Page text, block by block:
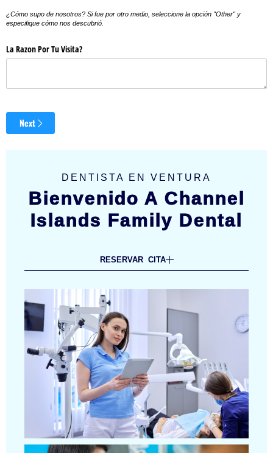
DENTISTA EN VENTURA
Bienvenido A Channel
Islands Family Dental
RESERVAR CITA